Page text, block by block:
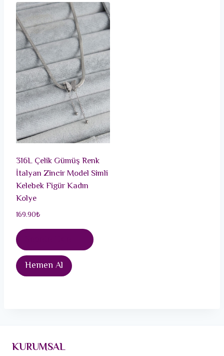
316L Çelik Gümüş Renk
İtalyan Zincir Model Simli
Kelebek Figür Kadın
Kolye
169.90₺
Hemen Al
KURUMSAL